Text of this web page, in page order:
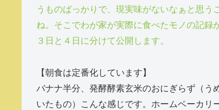
うものばっかりで、現実味がないなぁと思
ね。そこでわが家が実際に食べたモノの記録
３日と４日に分けて公開します。
【朝食は定番化しています】
バナナ半分、発酵酵素玄米のおにぎらず（
いたもの）こんな感じです。ホームベーカリ